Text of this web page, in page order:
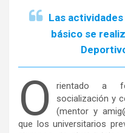
Las
básico se
O
rientado a
socialización y
(mentor y
que los universitarios